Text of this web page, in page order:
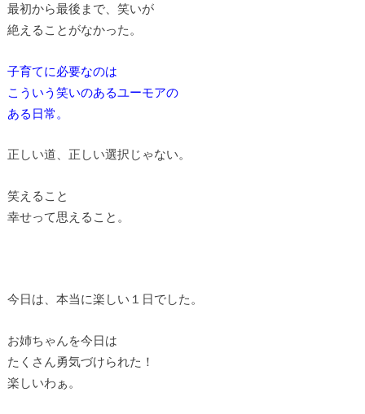
最初から最後まで、笑いが
絶えることがなかった。
子育てに必要なのは
こういう笑いのあるユーモアの
ある日常。
正しい道、正しい選択じゃない。
笑えること
幸せって思えること。
今日は、本当に楽しい１日でした。
お姉ちゃんを今日は
たくさん勇気づけられた！
楽しいわぁ。